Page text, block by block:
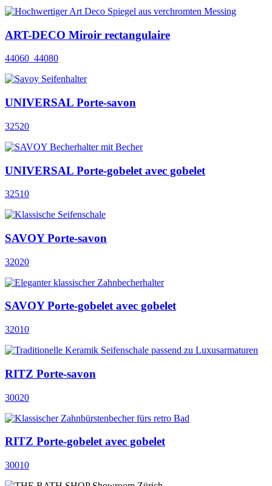
ART-DECO Miroir rectangulaire
44060_44080
UNIVERSAL Porte-savon
32520
UNIVERSAL Porte-gobelet avec gobelet
32510
SAVOY Porte-savon
32020
SAVOY Porte-gobelet avec gobelet
32010
RITZ Porte-savon
30020
RITZ Porte-gobelet avec gobelet
30010